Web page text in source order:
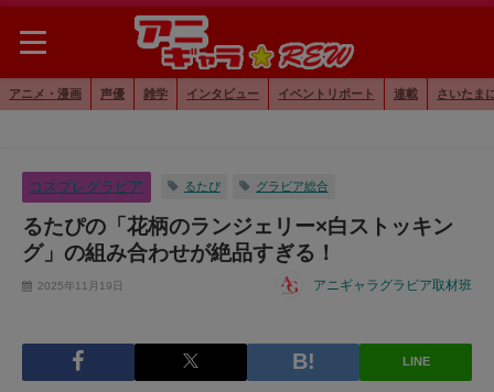
アニメ・漫画 声優 雑学 インタビュー イベントリポート 連載 さいたま
コスプレグラビア るたぴ グラビア総合
るたぴの「花柄のランジェリー×白ストッキン
グ」の組み合わせが絶品すぎる！
2025年11月19日 アニギャラグラビア取材班
LINE